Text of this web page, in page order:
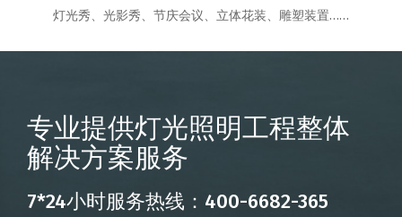
灯光秀、光影秀、节庆会议、立体花装、雕塑装置……
专业提供灯光照明工程整体
解决方案服务
7*24小时服务热线：400-6682-365